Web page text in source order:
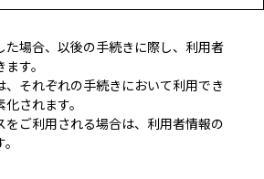
た場合、以後の手続きに際し、利用者
す。
、それぞれの手続きにおいて利用でき
されます。
をご利用される場合は、利用者情報の